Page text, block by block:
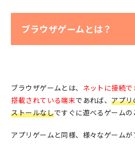
ブラウザゲームとは？
ブラウザゲームとは、 ネットに接続
搭載されている端末であれば、アプリ
ストールなしですぐに遊べるゲームの
アプリゲームと同様、様々なゲームが